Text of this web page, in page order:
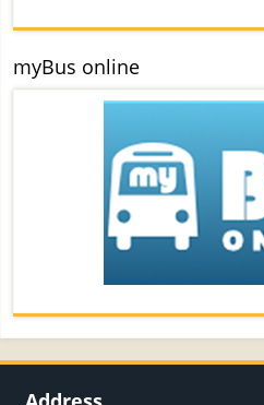
myBus online